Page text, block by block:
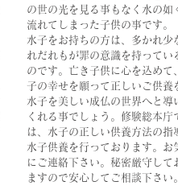
の世の光を見る事もなく水の如
流れてしまった子供の事です。
水子をお持ちの方は、多かれ少
れだれもが罪の意識を持ってい
のです。亡き子供に心を込めて
子の幸せを願って正しいご供養
水子を美しい成仏の世界へと導
くれる事でしょう。修験総本庁
は、水子の正しい供養方法の指
水子供養を行っております。お
にご連絡下さい。秘密厳守して
ますので安心してご相談下さい